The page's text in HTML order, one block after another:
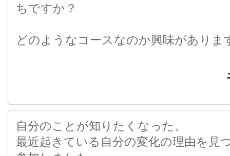
ちですか？
どのようなコースなのか興味がありま
自分のことが知りたくなった。
最近起きている自分の変化の理由を見